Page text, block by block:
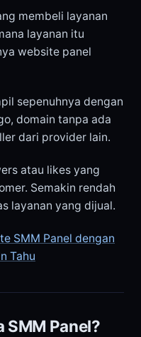
membeli layanan
layanan itu
website panel
sepenuhnya dengan
domain tanpa ada
dari provider lain.
atau likes yang
Semakin rendah
layanan yang dijual.
SMM Panel dengan
Tahu
SMM Panel?